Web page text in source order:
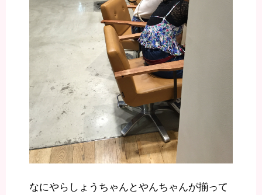
なにやらしょうちゃんとやんちゃんが揃って